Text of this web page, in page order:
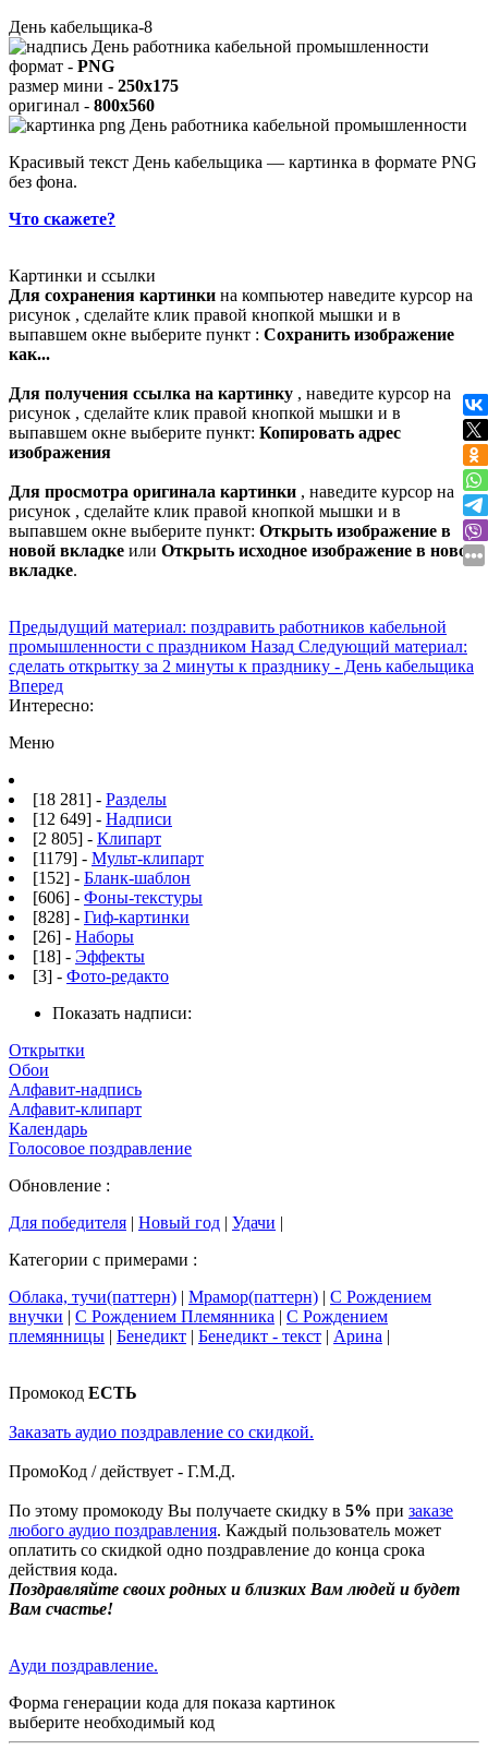
День кабельщика-8
формат - PNG
размер мини - 250x175
оригинал - 800x560
Красивый текст День кабельщика — картинка в формате PNG
без фона.
Что скажете?
Картинки и ссылки
Для сохранения картинки на компьютер наведите курсор на
рисунок , сделайте клик правой кнопкой мышки и в
выпавшем окне выберите пункт : Сохранить изображение
как...
Для получения ссылка на картинку , наведите курсор на
рисунок , сделайте клик правой кнопкой мышки и в
выпавшем окне выберите пункт: Копировать адрес
изображения
Для просмотра оригинала картинки , наведите курсор на
рисунок , сделайте клик правой кнопкой мышки и в
выпавшем окне выберите пункт: Открыть изображение в
новой вкладке или Открыть исходное изображение в новой
вкладке.
Предыдущий материал: поздравить работников кабельной
промышленности с праздником Назад Следующий материал:
сделать открытку за 2 минуты к празднику - День кабельщика
Вперед
Интересно:
Меню
[18 281] - Разделы
[12 649] - Надписи
[2 805] - Клипарт
[1179] - Мульт-клипарт
[152] - Бланк-шаблон
[606] - Фоны-текстуры
[828] - Гиф-картинки
[26] - Наборы
[18] - Эффекты
[3] - Фото-редакто
Показать надписи:
Открытки
Обои
Алфавит-надпись
Алфавит-клипарт
Календарь
Голосовое поздравление
Обновление :
Для победителя | Новый год | Удачи |
Категории с примерами :
Облака, тучи(паттерн) | Мрамор(паттерн) | С Рождением
внучки | С Рождением Племянника | С Рождением
племянницы | Бенедикт | Бенедикт - текст | Арина |
Промокод ЕСТЬ
Заказать аудио поздравление со скидкой.
ПромоКод / действует - Г.М.Д.
По этому промокоду Вы получаете скидку в 5% при заказе
любого аудио поздравления. Каждый пользователь может
оплатить со скидкой одно поздравление до конца срока
действия кода.
Поздравляйте своих родных и близких Вам людей и будет
Вам счастье!
Ауди поздравление.
Форма генерации кода для показа картинок
выберите необходимый код